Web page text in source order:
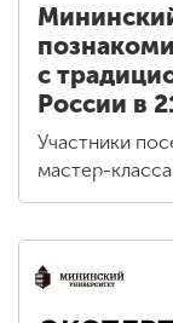
с
России в
Участники
мастер-